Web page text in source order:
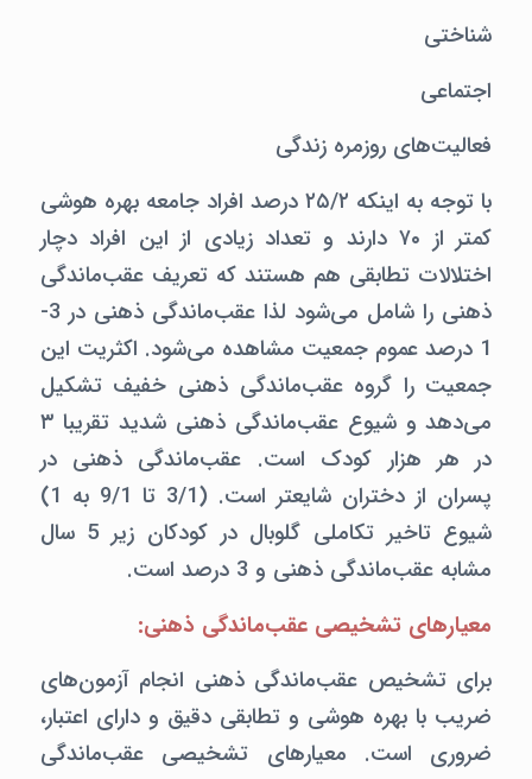
شناختی
اجتماعی
فعالیت‌های روزمره زندگی
با توجه به اینکه ۲۵/۲ درصد افراد جامعه بهره هوشی
کمتر از ۷۰ دارند و تعداد زیادی از این افراد دچار
اختلالات تطابقی هم هستند که تعریف عقب‌ماندگی
ذهنی را شامل می‌شود لذا عقب‌ماندگی ذهنی در 3-
1 درصد عموم جمعیت مشاهده می‌شود. اکثریت این
جمعیت را گروه عقب‌ماندگی ذهنی خفیف تشکیل
می‌دهد و شیوع عقب‌ماندگی ذهنی شدید تقریبا ۳
در هر هزار کودک است. عقب‌ماندگی ذهنی در
پسران از دختران شایعتر است. (3/1 تا 9/1 به 1)
شیوع تاخیر تکاملی گلوبال در کودکان زیر 5 سال
مشابه عقب‌ماندگی ذهنی و 3 درصد است.
معیارهای تشخیصی عقب‌ماندگی ذهنی:
برای تشخیص عقب‌ماندگی ذهنی انجام آزمون‌های
ضریب با بهره هوشی و تطابقی دقیق و دارای اعتبار،
ضروری است. معیارهای تشخیصی عقب‌ماندگی